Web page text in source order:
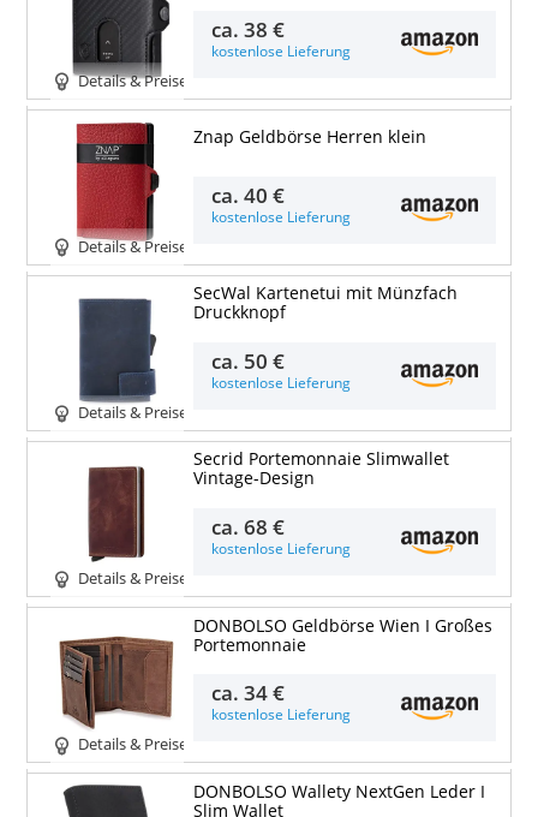
Details & Preise
ca.38 €
kostenlose Lieferung
Details & Preise
Znap Geldbörse Herren klein
ca.40 €
kostenlose Lieferung
Details & Preise
SecWal Kartenetui mit Münzfach
Druckknopf
ca. 50 €
kostenlose Lieferung
Details & Preise
Secrid Portemonnaie Slimwallet
Vintage-Design
ca.68 €
kostenlose Lieferung
Details & Preise
DONBOLSO Geldbörse Wien I Großes
Portemonnaie
ca.34 €
kostenlose Lieferung
DONBOLSO Wallety NextGen Leder I
Slim Wallet